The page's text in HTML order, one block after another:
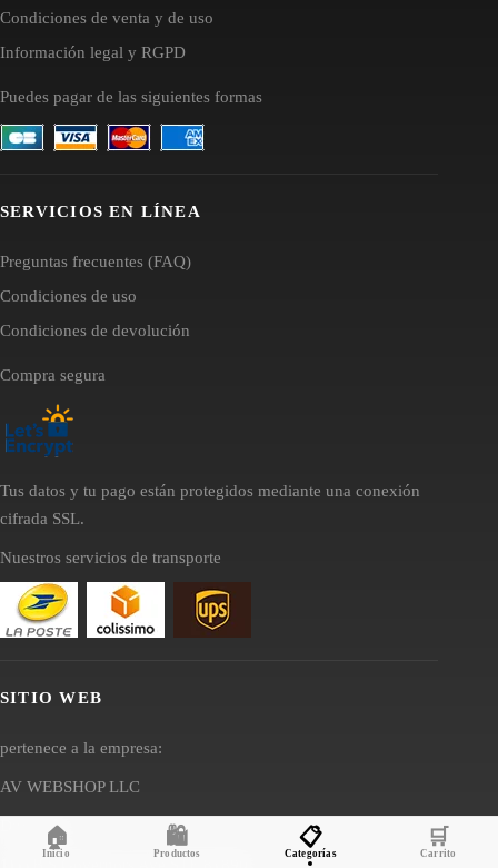
Condiciones de venta y de uso
Información legal y RGPD
Puedes pagar de las siguientes formas
SERVICIOS EN LÍNEA
Preguntas frecuentes (FAQ)
Condiciones de uso
Condiciones de devolución
Compra segura
Tus datos y tu pago están protegidos mediante una conexión
cifrada SSL.
Nuestros servicios de transporte
SITIO WEB
pertenece a la empresa:
AV WEBSHOP LLC
Dirección:
🏠
Inicio
🛍️
Productos
📋
Categorías
🛒
Carrito